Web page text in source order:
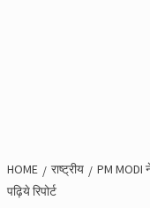
HOME राष्ट्रीय
PM MODI
पढ़िये रिपोर्ट